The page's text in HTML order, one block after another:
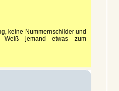
keine Nummernschilder und
jemand etwas zum